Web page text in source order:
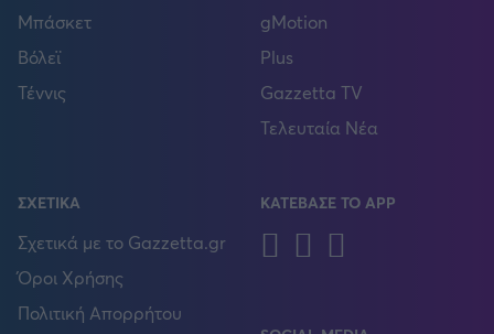
Μπάσκετ
Βόλεϊ
Τέννις
gMotion
Plus
Gazzetta TV
Τελευταία Νέα
ΣΧΕΤΙΚΑ
Σχετικά με το Gazzetta.gr
Όροι Χρήσης
Πολιτική Απορρήτου
ΚΑΤΕΒΑΣΕ ΤΟ APP
Android
IOS